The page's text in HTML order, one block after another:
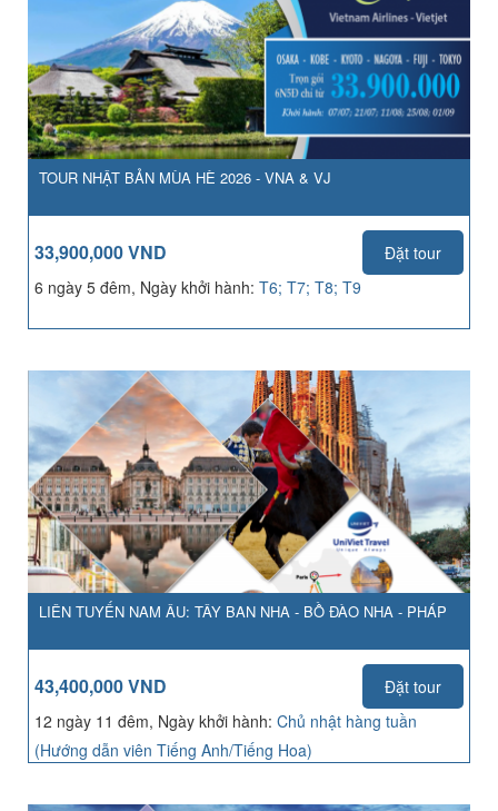
TOUR NHẬT BẢN MÙA HÈ 2026 - VNA & VJ
33,900,000 VND
Đặt tour
6 ngày 5 đêm, Ngày khởi hành: T6; T7; T8; T9
LIÊN TUYẾN NAM ÂU: TÂY BAN NHA - BỒ ĐÀO NHA - PHÁP
43,400,000 VND
Đặt tour
12 ngày 11 đêm, Ngày khởi hành: Chủ nhật hàng tuần
(Hướng dẫn viên Tiếng Anh/Tiếng Hoa)